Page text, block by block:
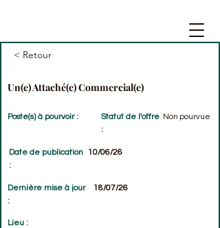
< Retour
Un(e) Attaché(e) Commercial(e)
Poste(s) à pourvoir :
Statut de l'offre
:
Non pourvue
Date de publication
:
10/06/26
Dernière mise à jour
:
18/07/26
Lieu :